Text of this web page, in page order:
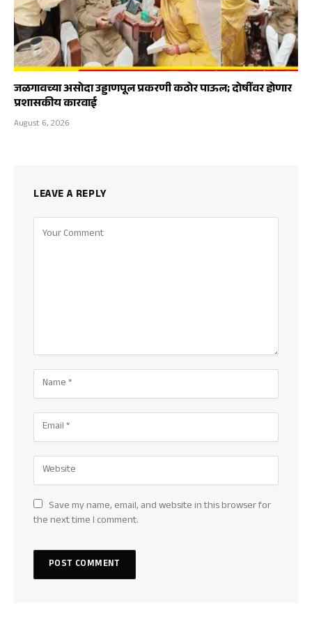
जळगावच्या असोदा उड्डाणपूल प्रकरणी कठोर पाऊल; दोषींवर होणार
प्रशासकीय कारवाई
August 6, 2026
LEAVE A REPLY
Save my name, email, and website in this browser for
the next time I comment.